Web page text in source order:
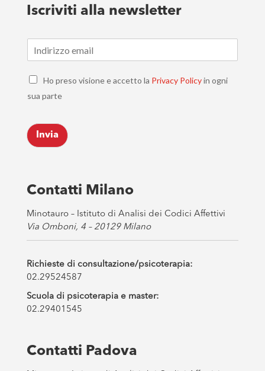
Iscriviti alla newsletter
m
C
e
k
b
o
s
*
Ho preso visione e accetto la Privacy Policyin ogni
sua parte
Invia
Contatti Milano
Minotauro – Istituto di Analisi dei Codici Affettivi
Via Omboni, 4 – 20129 Milano
Richieste di consultazione/psicoterapia:
02.29524587
Scuola di psicoterapia e master:
02.29401545
Contatti Padova